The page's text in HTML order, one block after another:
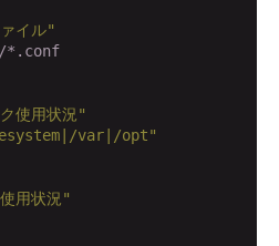
イル"
使用状況"
var|/opt"
用状況"